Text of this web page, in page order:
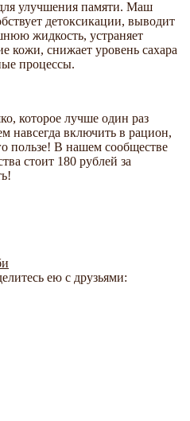
улучшения памяти. Маш
детоксикации, выводит
жидкость, устраняет
кожи, снижает уровень сахара
процессы.
которое лучше один раз
навсегда включить в рацион,
пользе! В нашем сообществе
стоит 180 рублей за
ею с друзьями: